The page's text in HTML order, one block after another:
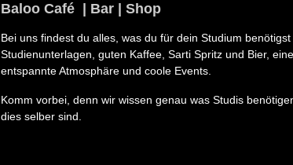
Baloo Café | Bar | Shop
Bei uns findest du alles, was du für dein Studium benötigst
Studienunterlagen, guten Kaffee, Sarti Spritz und Bier, eine
entspannte Atmosphäre und coole Events.
Komm vorbei, denn wir wissen genau was Studis benötigen,
selber sind.